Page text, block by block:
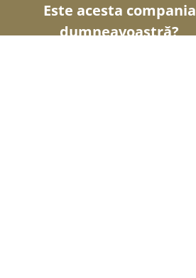
Este acesta compania
dumneavoastră?